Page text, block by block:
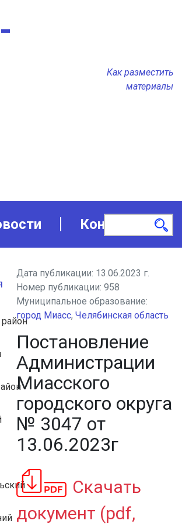
Как разместить
материалы
Контакты
Дата публикации: 13.06.2023 г.
Номер публикации:958
Муниципальное образование:
город Миасс,Челябинская область
Постановление
Администрации
Миасского
городского округа
№ 3047 от
13.06.2023г
Скачать
документ (pdf,